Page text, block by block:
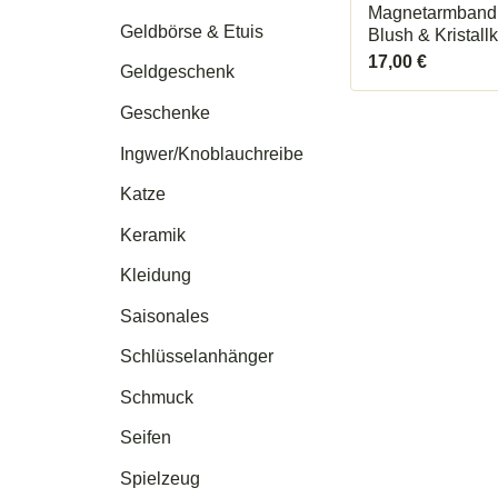
Geldbörse & Etuis
Geldgeschenk
Geschenke
Ingwer/Knoblauchreibe
Katze
Keramik
Kleidung
Saisonales
Schlüsselanhänger
Schmuck
Seifen
Spielzeug
Blush &
17,00€